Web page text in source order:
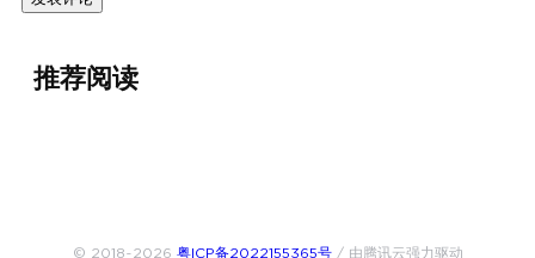
推荐阅读
© 2018~2026 粤ICP备2022155365号/ 由腾讯云强力驱动